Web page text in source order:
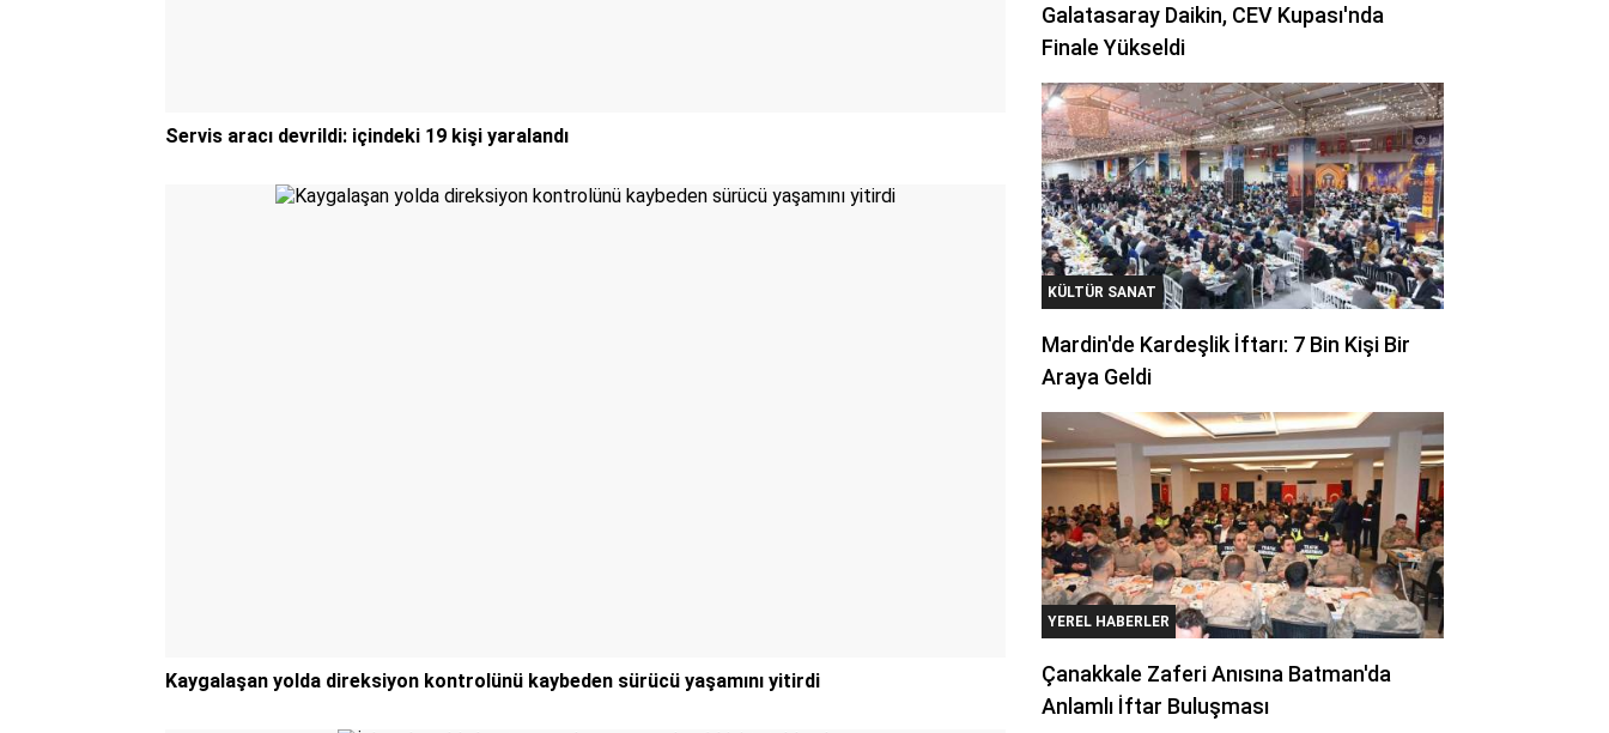
Servis aracı devrildi: içindeki 19 kişi yaralandı
Kaygalaşan yolda direksiyon kontrolünü kaybeden sürücü yaşamını yitirdi
Galatasaray Daikin, CEV Kupası'nda
Finale Yükseldi
KÜLTÜR SANAT
Mardin'de Kardeşlik İftarı: 7 Bin Kişi Bir
Araya Geldi
YEREL HABERLER
Çanakkale Zaferi Anısına Batman'da
Anlamlı İftar Buluşması